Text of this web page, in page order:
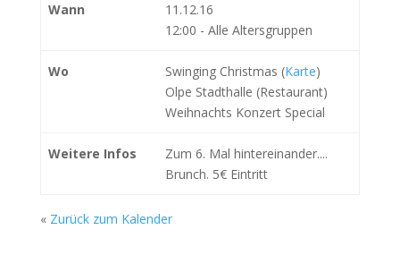
Wann
11.12.16
12:00 - Alle Altersgruppen
Wo Swinging Christmas (Karte)
Olpe Stadthalle (Restaurant)
Weihnachts Konzert Special
Weitere Infos
Zum 6. Mal hintereinander....
Brunch. 5€ Eintritt
« Zurück zum Kalender